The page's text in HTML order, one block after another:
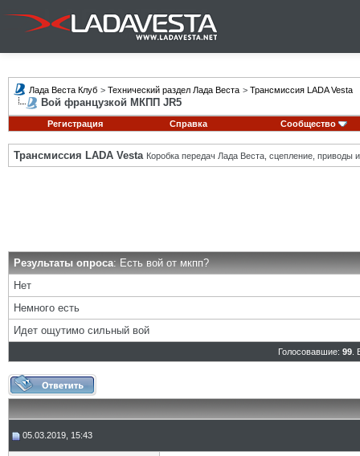
Лада Веста Клуб > Технический раздел Лада Веста > Трансмиссия LADA Vesta
Вой французкой МКПП JR5
Регистрация Справка Сообщество
Трансмиссия LADA Vesta Коробка передач Лада Веста, сцепление, приводы и
Результаты опроса: Есть вой от мкпп?
Нет
Немного есть
Идет ощутимо сильный вой
Голосовавшие: 99.
05.03.2019, 15:43